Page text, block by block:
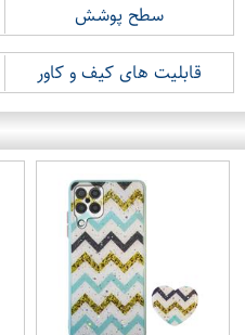
سطح پوشش
قابلیت های کیف و کاور